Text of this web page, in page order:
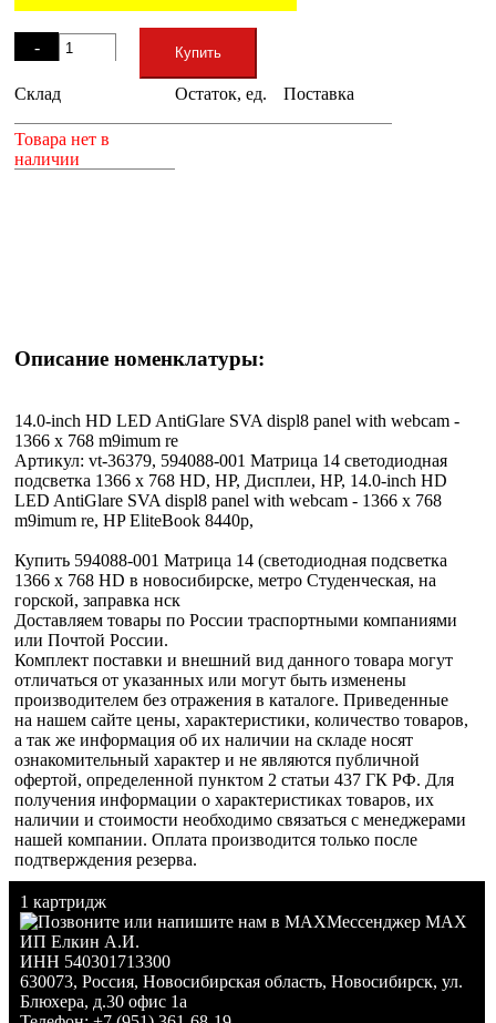
-
+
Купить
Склад Остаток, ед. Поставка
Товара нет в
наличии
Описание номенклатуры:
14.0-inch HD LED AntiGlare SVA displ8 panel with webcam -
1366 x 768 m9imum re
Артикул: vt-36379, 594088-001 Матрица 14 светодиодная
подсветка 1366 x 768 HD, HP, Дисплеи, HP, 14.0-inch HD
LED AntiGlare SVA displ8 panel with webcam - 1366 x 768
m9imum re, HP EliteBook 8440p,
Купить 594088-001 Матрица 14 (светодиодная подсветка
1366 x 768 HD в новосибирске, метро Студенческая, на
горской, заправка нск
Доставляем товары по России траспортными компаниями
или Почтой России.
Комплект поставки и внешний вид данного товара могут
отличаться от указанных или могут быть изменены
производителем без отражения в каталоге. Приведенные
на нашем сайте цены, характеристики, количество товаров,
а так же информация об их наличии на складе носят
ознакомительный характер и не являются публичной
офертой, определенной пунктом 2 статьи 437 ГК РФ. Для
получения информации о характеристиках товаров, их
наличии и стоимости необходимо связаться с менеджерами
нашей компании. Оплата производится только после
подтверждения резерва.
1 картридж
Мессенджер MAX
ИП Елкин А.И.
ИНН 540301713300
630073, Россия, Новосибирская область, Новосибирск, ул.
Блюхера, д.30 офис 1а